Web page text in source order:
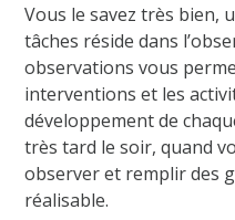
Vous le savez très bien,
tâches réside dans
observations vous
interventions et les
développement de
très tard le soir, quand
observer et remplir des
réalisable.